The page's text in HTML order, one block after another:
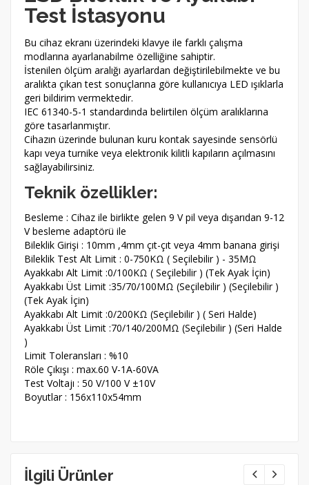
Test İstasyonu
Bu cihaz ekranı üzerindeki klavye ile farklı çalışma
modlarına ayarlanabilme özelliğine sahiptir.
İstenilen ölçüm aralığı ayarlardan değiştirilebilmekte ve bu
aralıkta çıkan test sonuçlarına göre kullanıcıya LED ışıklarla
geri bildirim vermektedir.
IEC 61340-5-1 standardında belirtilen ölçüm aralıklarına
göre tasarlanmıştır.
Cihazın üzerinde bulunan kuru kontak sayesinde sensörlü
kapı veya turnike veya elektronik kilitli kapıların açılmasını
sağlayabilirsiniz.
Teknik özellikler:
Besleme : Cihaz ile birlikte gelen 9 V pil veya dışarıdan 9-12
V besleme adaptörü ile
Bileklik Girişi : 10mm ,4mm çıt-çıt veya 4mm banana girişi
Bileklik Test Alt Limit : 0-750KΩ ( Seçilebilir ) - 35MΩ
Ayakkabı Alt Limit :0/100KΩ ( Seçilebilir ) (Tek Ayak İçin)
Ayakkabı Üst Limit :35/70/100MΩ (Seçilebilir ) (Seçilebilir )
(Tek Ayak İçin)
Ayakkabı Alt Limit :0/200KΩ (Seçilebilir ) ( Seri Halde)
Ayakkabı Üst Limit :70/140/200MΩ (Seçilebilir ) (Seri Halde
)
Limit Toleransları : %10
Röle Çıkışı : max.60 V-1A-60VA
Test Voltajı : 50 V/100 V ±10V
Boyutlar : 156x110x54mm
İlgili Ürünler